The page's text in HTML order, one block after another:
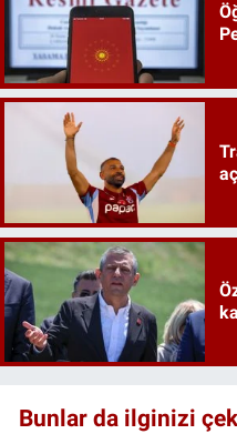
Bunlar da ilginizi